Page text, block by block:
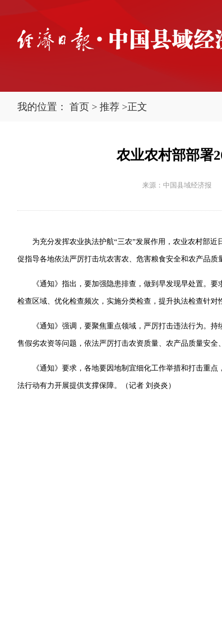
我的位置： 首页 > 推荐 >正文
农业农村部部署
来源：中国县域经济报
为充分发挥农业执法护航“三农”发展作用，农业农村部
促指导各地依法严厉打击坑农害农、危害粮食安全和农产品
《通知》指出，要加强隐患排查，做到早发现早处置。
检查区域、优化检查频次，实施分类检查，提升执法检查针
《通知》强调，要聚焦重点领域，严厉打击违法行为。
售假劣农资等问题，依法严厉打击农资质量、农产品质量安
《通知》要求，各地要因地制宜细化工作举措和打击重
法行动有力开展提供支撑保障。（记者 刘炎炎）